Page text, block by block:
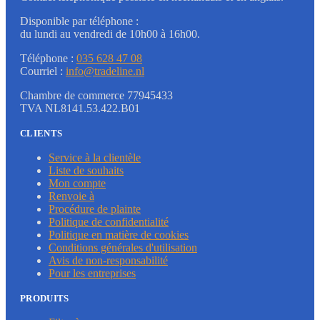
Disponible par téléphone :
du lundi au vendredi de 10h00 à 16h00.
Téléphone : 035 628 47 08
Courriel : info@tradeline.nl
Chambre de commerce 77945433
TVA NL8141.53.422.B01
CLIENTS
Service à la clientèle
Liste de souhaits
Mon compte
Renvoie à
Procédure de plainte
Politique de confidentialité
Politique en matière de cookies
Conditions générales d'utilisation
Avis de non-responsabilité
Pour les entreprises
PRODUITS